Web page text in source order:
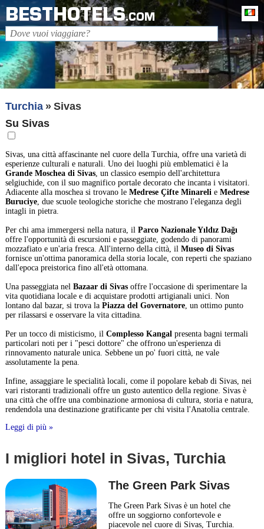
BESTHOTELS.COM
Turchia
Sivas
Su Sivas
Sivas, una città affascinante nel cuore della Turchia, offre una varietà di
esperienze culturali e naturali. Uno dei luoghi più emblematici è la
Grande Moschea di Sivas, un classico esempio dell'architettura
selgiuchide, con il suo magnifico portale decorato che incanta i visitatori.
Adiacente alla moschea si trovano le Medrese Çifte Minarelie Medrese
Buruciye, due scuole teologiche storiche che mostrano l'eleganza degli
intagli in pietra.
Per chi ama immergersi nella natura, il Parco Nazionale Yıldız Dağı
offre l'opportunità di escursioni e passeggiate, godendo di panorami
mozzafiato e un'aria fresca. All'interno della città, il Museo di Sivas
fornisce un'ottima panoramica della storia locale, con reperti che spaziano
dall'epoca preistorica fino all'età ottomana.
Una passeggiata nel Bazaar di Sivasoffre l'occasione di sperimentare la
vita quotidiana locale e di acquistare prodotti artigianali unici. Non
lontano dal bazar, si trova la Piazza del Governatore, un ottimo punto
per rilassarsi e osservare la vita cittadina.
Per un tocco di misticismo, il Complesso Kangalpresenta bagni termali
particolari noti per i "pesci dottore" che offrono un'esperienza di
rinnovamento naturale unica. Sebbene un po' fuori città, ne vale
assolutamente la pena.
Infine, assaggiare le specialità locali, come il popolare kebab di Sivas, nei
vari ristoranti tradizionali offre un gusto autentico della regione. Sivas è
una città che offre una combinazione armoniosa di cultura, storia e natura,
rendendola una destinazione gratificante per chi visita l'Anatolia centrale.
Leggi di più »
I migliori hotel in Sivas, Turchia
The Green Park Sivas
The Green Park Sivas è un hotel che
offre un soggiorno confortevole e
piacevole nel cuore di Sivas, Turchia.